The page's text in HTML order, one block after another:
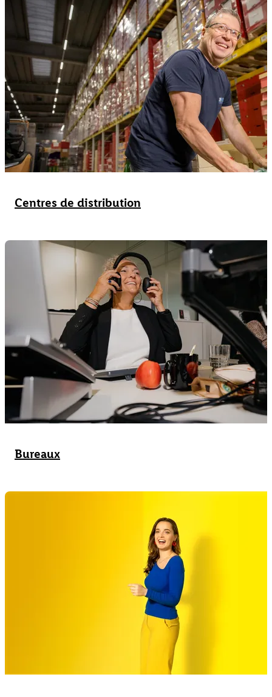
Centres de distribution
Bureaux